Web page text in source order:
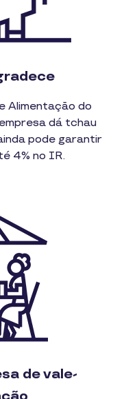
Alimentação do
dá tchau
pode garantir
4% no IR.
de vale-